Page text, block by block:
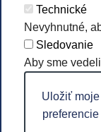
Technické
Nevyhnutné,
Sledovanie
Aby sme
Uložiť moje
preferencie